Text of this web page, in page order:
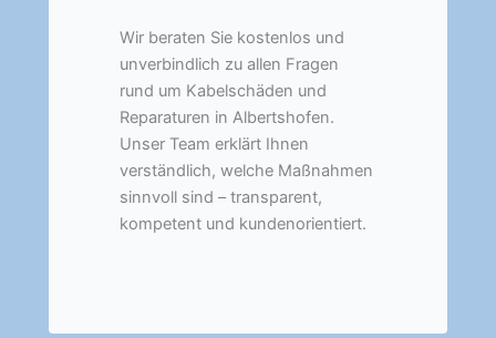
Wir beraten Sie kostenlos und
unverbindlich zu allen Fragen
rund um Kabelschäden und
Reparaturen in Albertshofen.
Unser Team erklärt Ihnen
verständlich, welche Maßnahmen
sinnvoll sind – transparent,
kompetent und kundenorientiert.